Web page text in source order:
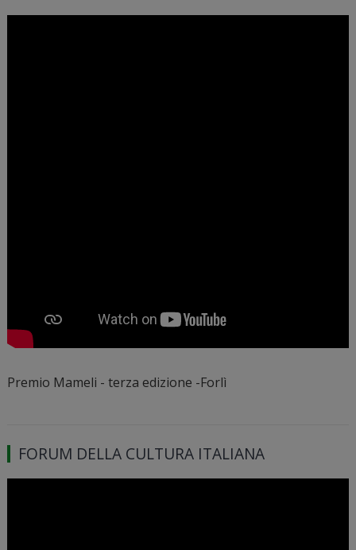
Premio Mameli - terza edizione -Forlì
FORUM DELLA CULTURA ITALIANA